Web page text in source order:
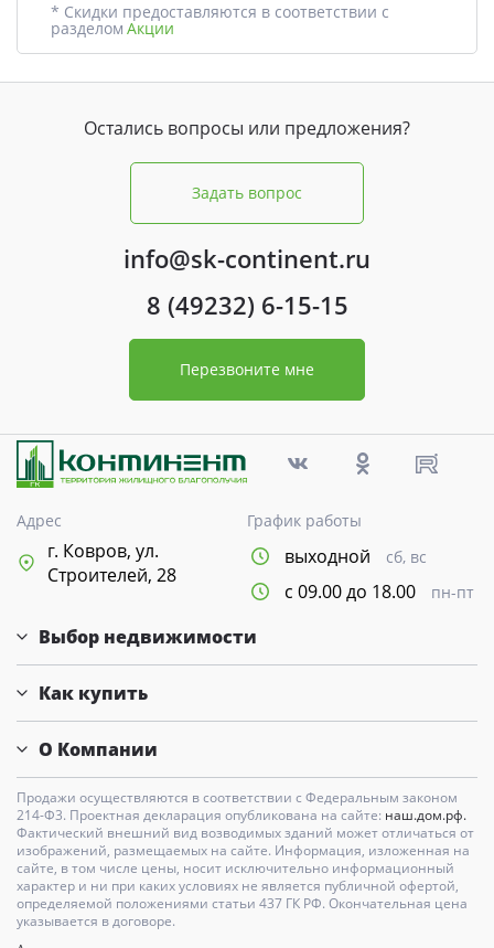
* Скидки предоставляются в соответствии с
разделом Акции
Остались вопросы или предложения?
Задать вопрос
info@sk-continent.ru
8 (49232) 6-15-15
Перезвоните мне
Адрес
г. Ковров, ул.
Строителей, 28
График работы
выходной сб, вс
с 09.00 до 18.00 пн-пт
Выбор недвижимости
Как купить
О Компании
Продажи осуществляются в соответствии с Федеральным законом
214-Ф3. Проектная декларация опубликована на сайте: наш.дом.рф.
Фактический внешний вид возводимых зданий может отличаться от
изображений, размещаемых на сайте. Информация, изложенная на
сайте, в том числе цены, носит исключительно информационный
характер и ни при каких условиях не является публичной офертой,
определяемой положениями статьи 437 ГК РФ. Окончательная цена
указывается в договоре.